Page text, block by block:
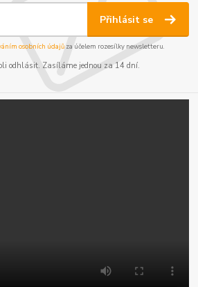
Přihlásit se
osobních údajůza účelem rozesílky newsletteru.
odhlásit. Zasíláme jednou za 14 dní.